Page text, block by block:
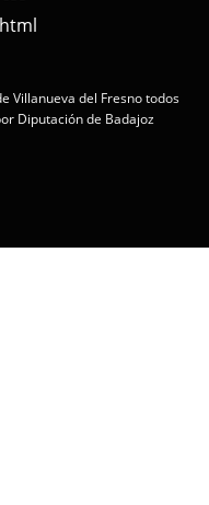
Villanueva del Fresno todos
Diputación de Badajoz